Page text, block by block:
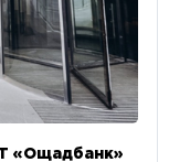
«Ощадбанк»